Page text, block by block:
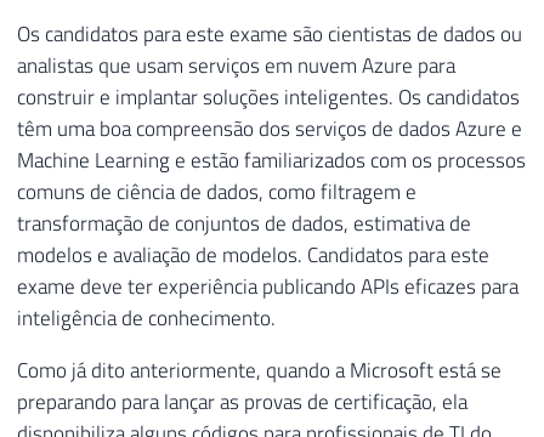
Os candidatos para este exame são cientistas de dados ou
analistas que usam serviços em nuvem Azure para
construir e implantar soluções inteligentes. Os candidatos
têm uma boa compreensão dos serviços de dados Azure e
Machine Learning e estão familiarizados com os processos
comuns de ciência de dados, como filtragem e
transformação de conjuntos de dados, estimativa de
modelos e avaliação de modelos. Candidatos para este
exame deve ter experiência publicando APIs eficazes para
inteligência de conhecimento.
Como já dito anteriormente, quando a Microsoft está se
preparando para lançar as provas de certificação, ela